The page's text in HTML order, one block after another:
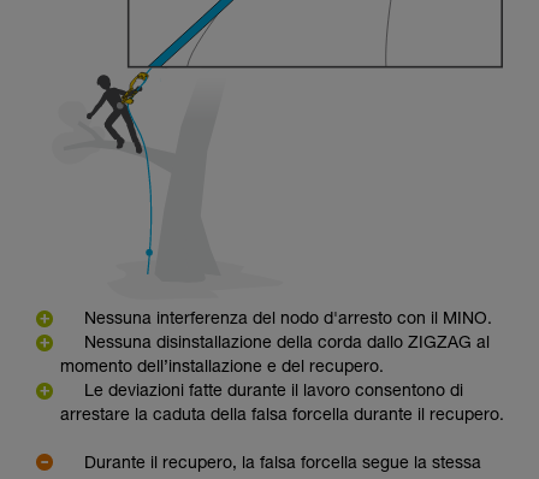
Nessuna interferenza del nodo d'arresto con il MINO.
Nessuna disinstallazione della corda dallo ZIGZAG al
momento dell’installazione e del recupero.
Le deviazioni fatte durante il lavoro consentono di
arrestare la caduta della falsa forcella durante il recupero.
Durante il recupero, la falsa forcella segue la stessa